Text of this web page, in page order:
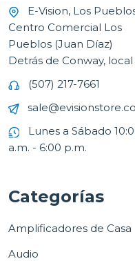
E-Vision, Los
Centro Comercial Los
Pueblos (Juan Díaz)
Detrás de Conway, local
(507) 217-7661
Lunes a Sábado
a.m. - 6:00 p.m.
Categorías
Amplificadores de Casa
Audio